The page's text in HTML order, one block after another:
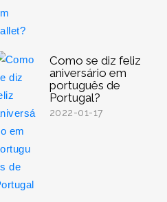
Como se diz feliz
aniversário em
português de
Portugal?
2022-01-17